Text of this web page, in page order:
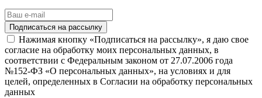
Нажимая кнопку «Подписаться на рассылку», я даю свое
согласие на обработку моих персональных данных, в
соответствии с Федеральным законом от 27.07.2006 года
№152-ФЗ «О персональных данных», на условиях и для
целей, определенных в Согласии на обработку персональных
данных